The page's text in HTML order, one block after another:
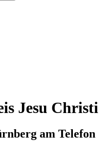
Jesu Christi
am Telefon